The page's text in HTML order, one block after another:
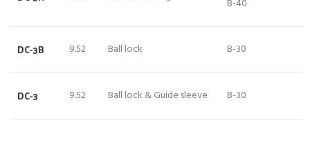
B-40
DC-3B 9.52 Ball lock B-30
DC-3 9.52 Ball lock & Guide sleeve B-30